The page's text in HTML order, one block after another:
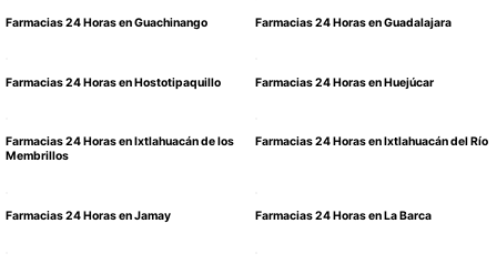
Farmacias 24 Horas en Guachinango Farmacias 24 Horas en Guadalajara
Farmacias 24 Horas en Hostotipaquillo Farmacias 24 Horas en Huejúcar
Farmacias 24 Horas en Ixtlahuacán de los
Membrillos
Farmacias 24 Horas en Ixtlahuacán del Río
Farmacias 24 Horas en Jamay Farmacias 24 Horas en La Barca